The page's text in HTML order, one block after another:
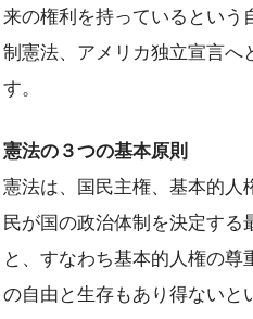
来の権利を持っているという
制憲法、アメリカ独立宣言へ
す。
憲法の３つの基本原則
憲法は、国民主権、基本的人
民が国の政治体制を決定する
と、すなわち基本的人権の
の自由と生存もあり得ないと